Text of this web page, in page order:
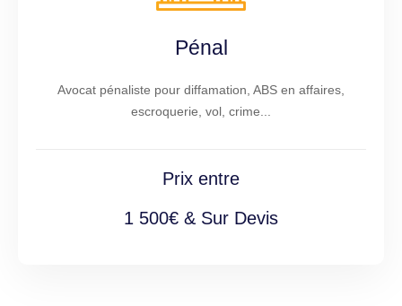
Pénal
Avocat pénaliste pour diffamation, ABS en affaires,
escroquerie, vol, crime...
Prix entre
1 500€ & Sur Devis